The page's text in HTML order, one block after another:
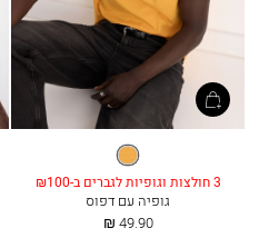
כתום
מעושן
3 חולצות וגופיות לגברים ב-₪100
גופיה עם דפוס
החל
49.90 ₪